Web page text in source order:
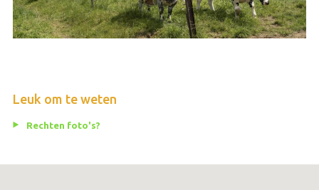
Leuk om te weten
Rechten foto's?